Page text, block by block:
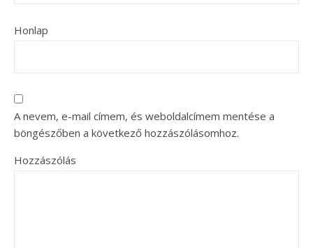
Honlap
A nevem, e-mail címem, és weboldalcímem mentése a
böngészőben a következő hozzászólásomhoz.
Hozzászólás